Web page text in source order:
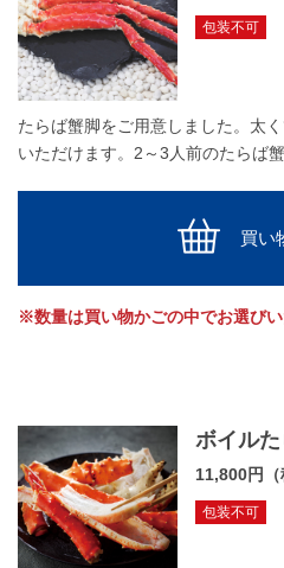
包装不可
たらば蟹脚をご用意しました。太
いただけます。2～3人前のたらば蟹
買い
※数量は買い物かごの中でお選びい
ボイル
11,800円（
包装不可